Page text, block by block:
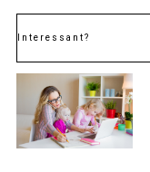
Interessant?